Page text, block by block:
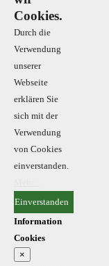
Cookies.
Durch die
Verwendung
unserer
Webseite
erklären Sie
sich mit der
Verwendung
von Cookies
einverstanden.
Einverstanden
Information
Cookies
×